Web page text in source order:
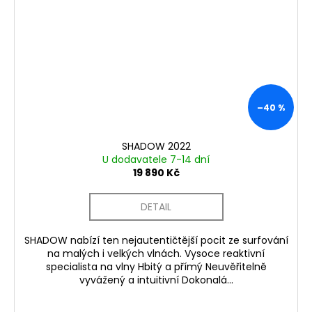
–40 %
SHADOW 2022
U dodavatele 7-14 dní
19 890 Kč
DETAIL
SHADOW nabízí ten nejautentičtější pocit ze surfování
na malých i velkých vlnách. Vysoce reaktivní
specialista na vlny Hbitý a přímý Neuvěřitelně
vyvážený a intuitivní Dokonalá...